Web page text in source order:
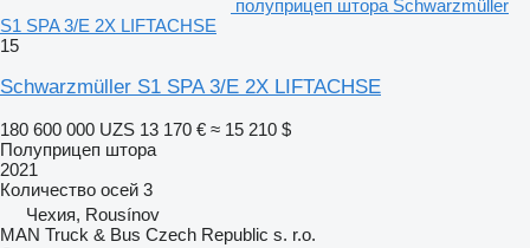
полуприцеп штора Schwarzmüller
S1 SPA 3/E 2X LIFTACHSE
15
Schwarzmüller S1 SPA 3/E 2X LIFTACHSE
180 600 000 UZS 13 170 € ≈ 15 210 $
Полуприцеп штора
2021
Количество осей 3
Чехия, Rousínov
MAN Truck & Bus Czech Republic s. r.o.